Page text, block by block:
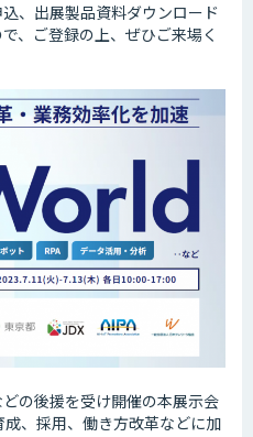
、出展製品資料ダウンロード
、ご登録の上、ぜひご来場く
の後援を受け開催の本展示会
、採用、働き方改革などに加